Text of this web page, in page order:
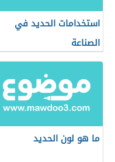
استخدامات الحديد في
الصناعة
ما هو لون الحديد